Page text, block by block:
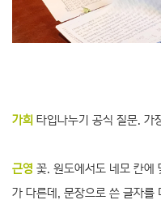
가희 타입나누기 공식 질문. 가
근영 꽃. 원도에서도 네모 칸에
가 다른데, 문장으로 쓴 글자를